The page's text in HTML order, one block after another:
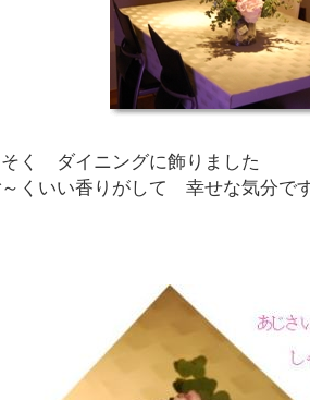
そく ダイニングに飾りました
くいい香りがして 幸せな気分で